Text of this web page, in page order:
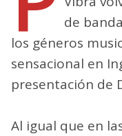
de
los géneros
sensacional en
presentación de
Al igual que en